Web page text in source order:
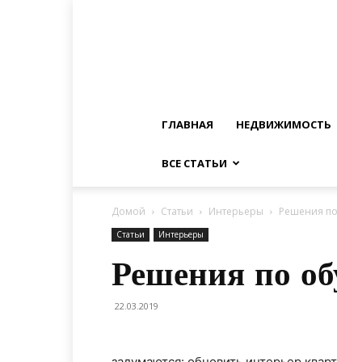
ГЛАВНАЯ НЕДВИЖИМОСТЬ
ВСЕ СТАТЬИ
Домой Статьи Интерьеры Решения
Статьи Интерьеры
Решения по
22.03.2019